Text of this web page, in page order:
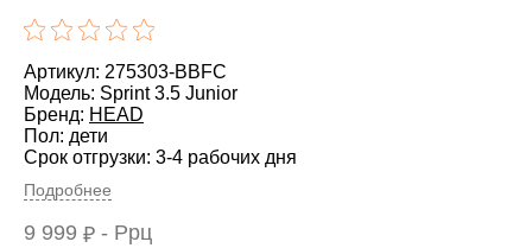
Артикул: 275303-BBFC
Модель: Sprint 3.5 Junior
Бренд: HEAD
Пол: дети
Срок отгрузки: 3-4 рабочих дня
Подробнее
9 999 ₽ - Ррц